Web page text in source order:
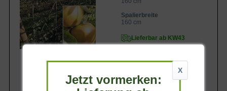
Blüte
Weiß
Blütezeit
April bis Mai
Rinde
Braun
Wurzeln
Dicht verzweigt
Untergründe
Der Malus domestica 'Cox Orange' (Apfel
Spalierbreite
160 cm
Lieferbar ab KW43
X
Jetzt vormerken: